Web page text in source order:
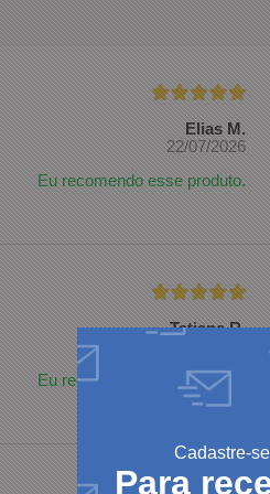
Cadastre-se
Para
Elias M.
22/07/2026
Eu recomendo esse produto.
Tatiana R.
Eu recomendo esse produto.